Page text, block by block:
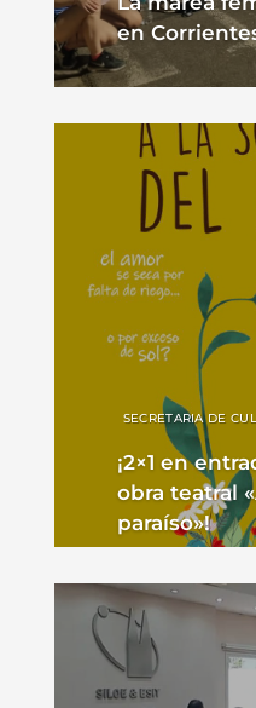
en
¡2×1 en
obra teatral
paraíso»!
SECRETARIA DE